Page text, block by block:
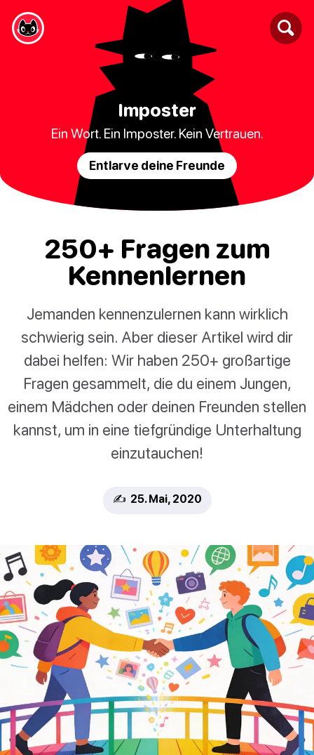
Imposter
Ein Wort. Ein Imposter. Kein Vertrauen.
Entlarve deine Freunde
250+ Fragen zum
Kennenlernen
Jemanden kennenzulernen kann wirklich
schwierig sein. Aber dieser Artikel wird dir
dabei helfen: Wir haben 250+ großartige
Fragen gesammelt, die du einem Jungen,
einem Mädchen oder deinen Freunden stellen
kannst, um in eine tiefgründige Unterhaltung
einzutauchen!
✍️ 25. Mai, 2020